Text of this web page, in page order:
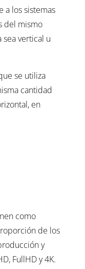
a los sistemas
del mismo
sea vertical u
se utiliza
cantidad
en
como
de los
y
FullHD y 4K.